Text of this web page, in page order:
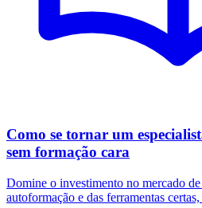
Como se tornar um
sem formação cara
Domine o investimento no mercado de
autoformação e das ferramentas